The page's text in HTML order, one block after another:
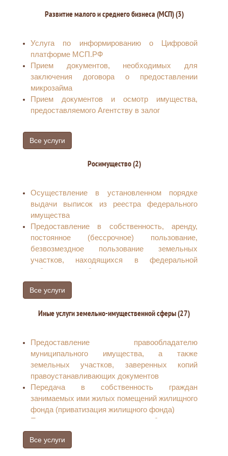
Развитие малого и среднего бизнеса (МСП) (3)
Услуга по информированию о Цифровой
платформе МСП.РФ
Прием документов, необходимых для
заключения договора о предоставлении
микрозайма
Прием документов и осмотр имущества,
предоставляемого Агентству в залог
Все услуги
Росимущество (2)
Осуществление в установленном порядке
выдачи выписок из реестра федерального
имущества
Предоставление в собственность, аренду,
постоянное (бессрочное) пользование,
безвозмездное пользование земельных
участков, находящихся в федеральной
собственности, без проведения торгов
Все услуги
Иные услуги земельно-имущественной сферы (27)
Предоставление правообладателю
муниципального имущества, а также
земельных участков, заверенных копий
правоустанавливающих документов
Передача в собственность граждан
занимаемых ими жилых помещений жилищного
фонда (приватизация жилищного фонда)
Передача в муниципальную собственность
ранее приватизированных жилых помещений
Постановка на учет граждан, имеющих трех и
Все услуги